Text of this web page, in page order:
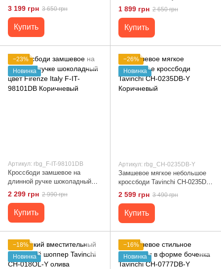
Y Коричневый
3 199 грн 3 650 грн
Купить
1 899 грн 2 650 грн
Купить
−23%
Новинка
Артикул: rbg_F-IT-98101DB
Кроссбоди замшевое на
длинной ручке шоколадный
цвет Firenze Italy F-IT-98101DB
Коричневый
2 299 грн 2 990 грн
Купить
−26%
Новинка
Артикул: rbg_CH-0235DB-Y
Замшевое мягкое небольшое
кроссбоди Tavinchi CH-0235DB-
Y Коричневый
2 599 грн 3 490 грн
Купить
−18%
Новинка
−16%
Новинка